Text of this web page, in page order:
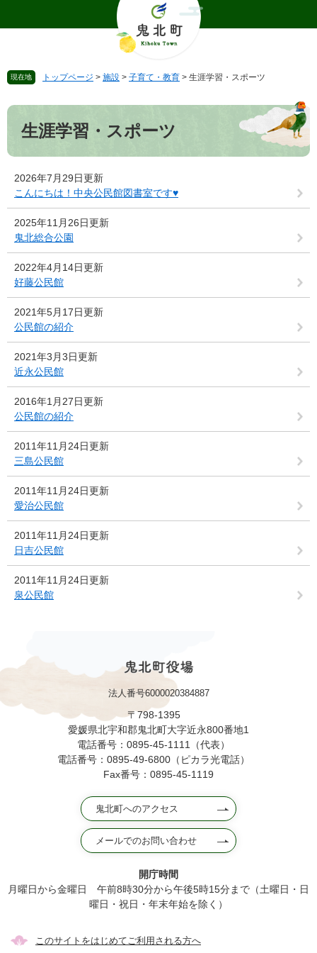
頭
す
飛
し
文
現在地 トップページ > 施設 > 子育て・教育 > 生涯学習・スポーツ
本
生涯学習・スポーツ
2026年7月29日更新
こんにちは！中央公民館図書室です♥
2025年11月26日更新
鬼北総合公園
2022年4月14日更新
好藤公民館
2021年5月17日更新
公民館の紹介
2021年3月3日更新
近永公民館
2016年1月27日更新
公民館の紹介
2011年11月24日更新
三島公民館
2011年11月24日更新
愛治公民館
2011年11月24日更新
日吉公民館
2011年11月24日更新
泉公民館
法人番号6000020384887
〒798-1395
愛媛県北宇和郡鬼北町大字近永800番地1
電話番号：0895-45-1111（代表）
電話番号：0895-49-6800（ピカラ光電話）
Fax番号：0895-45-1119
鬼北町へのアクセス
メールでのお問い合わせ
開庁時間
月曜日から金曜日 午前8時30分から午後5時15分まで（土曜日・日
曜日・祝日・年末年始を除く）
このサイトをはじめてご利用される方へ